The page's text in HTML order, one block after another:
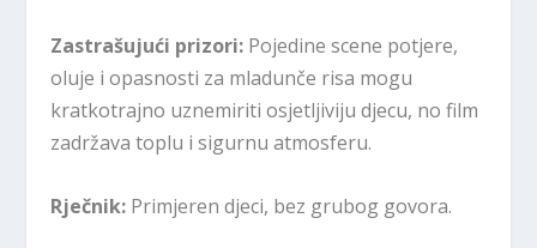
Zastrašujući prizori: Pojedine scene potjere,
oluje i opasnosti za mladunče risa mogu
kratkotrajno uznemiriti osjetljiviju djecu, no film
zadržava toplu i sigurnu atmosferu.
Rječnik: Primjeren djeci, bez grubog govora.